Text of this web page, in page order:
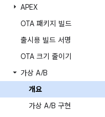
APEX
OTA 패키지 빌드
출시용 빌드 서명
OTA 크기 줄이기
가상 A/B
개요
가상 A/B 구현